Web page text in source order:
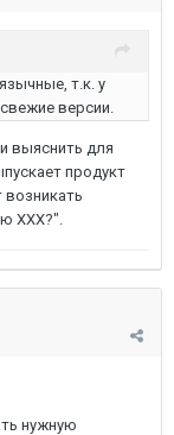
т.к. у
версии.
выяснить для
продукт
возникать
XXX?".
нужную